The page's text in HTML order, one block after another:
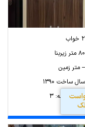
2 خواب
80 متر زیربنا
-- متر زمین
سال ساخت 1390
شماره طبقه: 3